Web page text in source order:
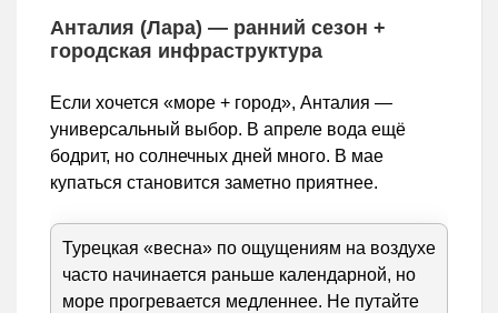
Анталия (Лара) — ранний сезон +
городская инфраструктура
Если хочется «море + город», Анталия —
универсальный выбор. В апреле вода ещё
бодрит, но солнечных дней много. В мае
купаться становится заметно приятнее.
Турецкая «весна» по ощущениям на воздухе
часто начинается раньше календарной, но
море прогревается медленнее. Не путайте